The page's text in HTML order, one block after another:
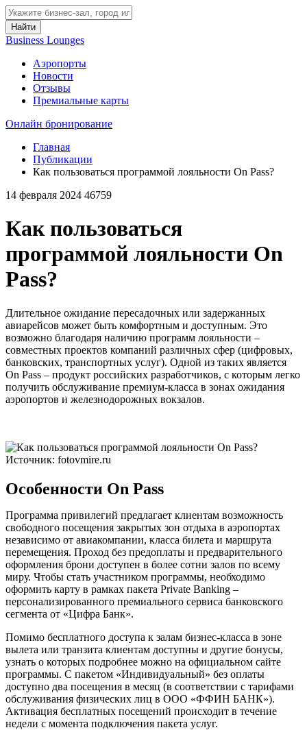
Найти
Business Lounges
Аэропорты
Новости
Отзывы
Премиальные карты
Онлайн бронирование
Главная
Публикации
Как пользоваться программой лояльности On Pass?
14 февраля 2024 46759
Как пользоваться
программой лояльности On
Pass?
Длительное ожидание пересадочных или задержанных
авиарейсов может быть комфортным и доступным. Это
возможно благодаря наличию программ лояльности –
совместных проектов компаний различных сфер (цифровых,
банковских, транспортных услуг). Одной из таких является
On Pass – продукт российских разработчиков, с которым легко
получить обслуживание премиум-класса в зонах ожидания
аэропортов и железнодорожных вокзалов.
Источник: fotovmire.ru
Особенности On Pass
Программа привилегий предлагает клиентам возможность
свободного посещения закрытых зон отдыха в аэропортах
независимо от авиакомпании, класса билета и маршрута
перемещения. Проход без предоплаты и предварительного
оформления брони доступен в более сотни залов по всему
миру. Чтобы стать участником программы, необходимо
оформить карту в рамках пакета Private Banking –
персонализированного премиального сервиса банковского
сегмента от «Цифра Банк».
Помимо бесплатного доступа к залам бизнес-класса в зоне
вылета или транзита клиентам доступны и другие бонусы,
узнать о которых подробнее можно на официальном сайте
программы. С пакетом «Индивидуальный» без оплаты
доступно два посещения в месяц (в соответствии с тарифами
обслуживания физических лиц в ООО «ФФИН БАНК»).
Активация бесплатных посещений происходит в течение
недели с момента подключения пакета услуг.